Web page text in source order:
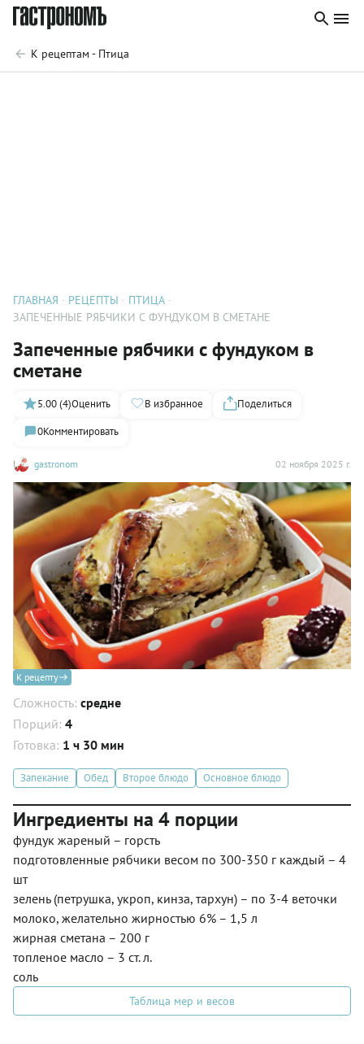
К рецептам - Птица
ГЛАВНАЯ РЕЦЕПТЫ
ПТИЦА
ЗАПЕЧЕННЫЕ РЯБЧИКИ С ФУНДУКОМ В СМЕТАНЕ
Запеченные рябчики с фундуком в
сметане
gastronom 02 ноября 2025 г.
5.00 (4)Оценить В избранное
Поделиться
0Комментировать
К рецепту
Сложность: средне
Порций: 4
Готовка: 1 ч 30 мин
Запекание Обед Второе блюдо Основное блюдо
Ингредиенты на 4 порции
фундук жареный – горсть
подготовленные рябчики весом по 300-350 г каждый – 4
шт
зелень (петрушка, укроп, кинза, тархун) – по 3-4 веточки
молоко, желательно жирностью 6% – 1,5 л
жирная сметана – 200 г
топленое масло – 3 ст. л.
соль
Таблица мер и весов